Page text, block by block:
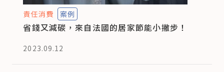
責任消費 案例
省錢又減碳，來自法國的居家節能小撇步！
2023.09.12